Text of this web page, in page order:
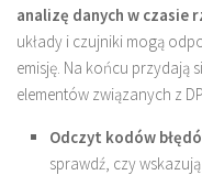
analizę danych w czasie
układy i czujniki mogą
emisję. Na końcu przydają
elementów związanych z
Odczyt kodów
sprawdź, czy